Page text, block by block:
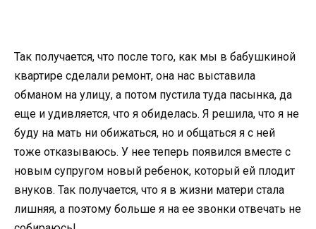
Так получается, что после того, как мы в бабушкиной
квартире сделали ремонт, она нас выставила
обманом на улицу, а потом пустила туда пасынка, да
еще и удивляется, что я обиделась. Я решила, что я не
буду на мать ни обижаться, но и общаться я с ней
тоже отказываюсь. У нее теперь появился вместе с
новым супругом новый ребенок, который ей плодит
внуков. Так получается, что я в жизни матери стала
лишняя, а поэтому больше я на ее звонки отвечать не